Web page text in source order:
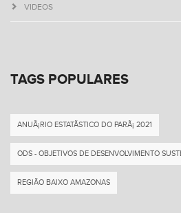
VIDEOS
TAGS POPULARES
ANUÃ¡RIO ESTATÃ­STICO DO PARÃ¡ 2021
ODS - OBJETIVOS DE DESENVOLVIMENTO
REGIÃO BAIXO AMAZONAS